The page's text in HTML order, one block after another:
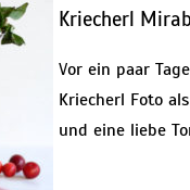
Kriecherl
Vor ein paar
Kriecherl Foto
und eine liebe